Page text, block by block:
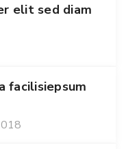
elit sed diam
facilisiepsum